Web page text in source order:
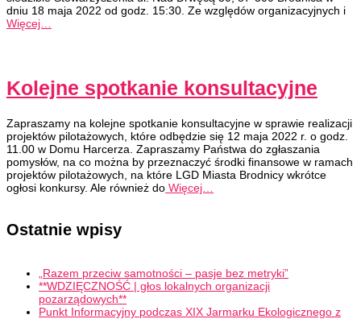
dniu 18 maja 2022 od godz. 15:30. Ze względów organizacyjnych i
Więcej…
Kolejne spotkanie konsultacyjne
Zapraszamy na kolejne spotkanie konsultacyjne w sprawie realizacji
projektów pilotażowych, które odbędzie się 12 maja 2022 r. o godz.
11.00 w Domu Harcerza. Zapraszamy Państwa do zgłaszania
pomysłów, na co można by przeznaczyć środki finansowe w ramach
projektów pilotażowych, na które LGD Miasta Brodnicy wkrótce
ogłosi konkursy. Ale również do Więcej…
Ostatnie wpisy
„Razem przeciw samotności – pasje bez metryki”
**WDZIĘCZNOŚĆ | głos lokalnych organizacji
pozarządowych**
Punkt Informacyjny podczas XIX Jarmarku Ekologicznego z